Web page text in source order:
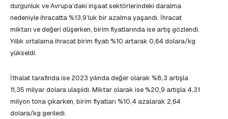
durgunluk ve Avrupa’daki inşaat sektörlerindeki daralma
nedeniyle ihracatta %13,9’luk bir azalma yaşandı. İhracat
miktarı ve değeri düşerken, birim fiyatlarında ise artış gözlendi.
Yıllık ortalama ihracat birim fiyatı %10 artarak 0,64 dolara/kg
yükseldi.
İthalat tarafında ise 2023 yılında değer olarak %8,3 artışla
11,35 milyar dolara ulaşıldı. Miktar olarak ise %20,9 artışla 4,31
milyon tona çıkarken, birim fiyatları %10,4 azalarak 2,64
dolara/kg geriledi.